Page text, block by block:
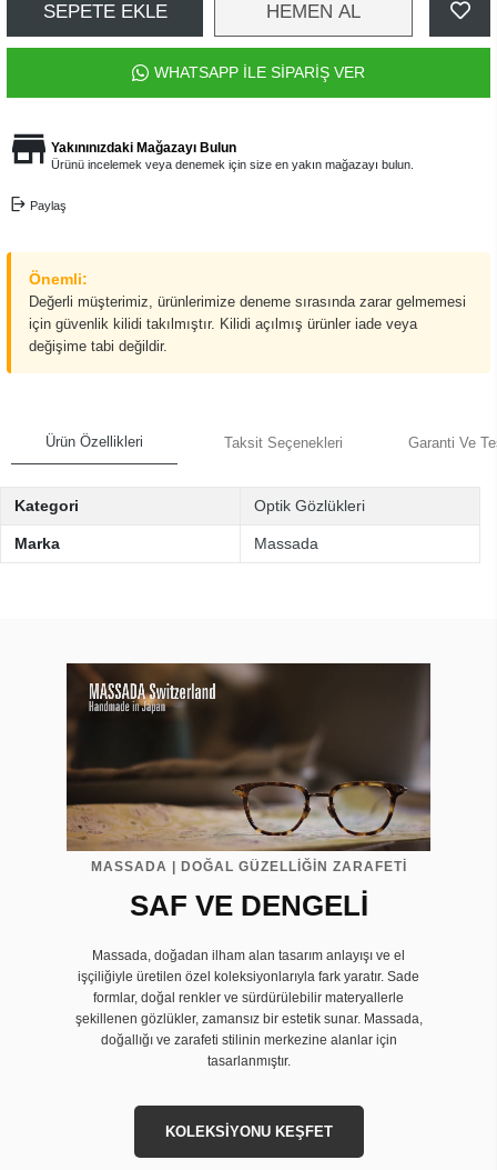
SEPETE EKLE HEMEN AL
WHATSAPP İLE SİPARİŞ VER
Yakınınızdaki Mağazayı Bulun
Ürünü incelemek veya denemek için size en yakın mağazayı bulun.
Paylaş
Önemli:
Değerli müşterimiz, ürünlerimize deneme sırasında zarar gelmemesi
için güvenlik kilidi takılmıştır. Kilidi açılmış ürünler iade veya
değişime tabi değildir.
Ürün Özellikleri Taksit Seçenekleri Garanti Ve
Kategori Optik Gözlükleri
Marka Massada
MASSADA | DOĞAL GÜZELLİĞİN ZARAFETİ
SAF VE DENGELİ
Massada, doğadan ilham alan tasarım anlayışı ve el
işçiliğiyle üretilen özel koleksiyonlarıyla fark yaratır. Sade
formlar, doğal renkler ve sürdürülebilir materyallerle
şekillenen gözlükler, zamansız bir estetik sunar. Massada,
doğallığı ve zarafeti stilinin merkezine alanlar için
tasarlanmıştır.
KOLEKSİYONU KEŞFET